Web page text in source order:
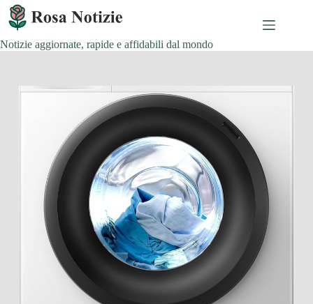
Salta
contenuto
Notizie aggiornate, rapide e affidabili dal mondo